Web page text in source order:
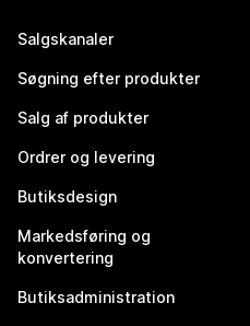
Salgskanaler
Søgning efter produkter
Salg af produkter
Ordrer og levering
Butiksdesign
Markedsføring og
konvertering
Butiksadministration